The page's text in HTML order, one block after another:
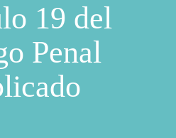
19 del
Penal